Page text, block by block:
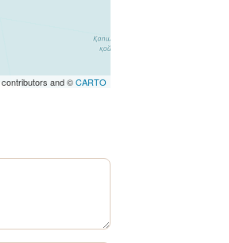
contributors and ©CARTO